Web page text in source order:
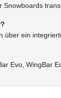
Snowboards
über ein
Evo, WingBar